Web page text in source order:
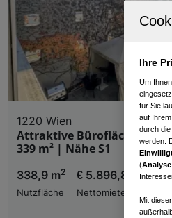
1220 Wien
Attraktive Bürofläche mit
339 m² | Nähe S1
338,9 m2
Nutzfläche
€ 5.896,86
Nettomiete
Ihre
Um
für Sie
auf
durch
werden.
(
Mit